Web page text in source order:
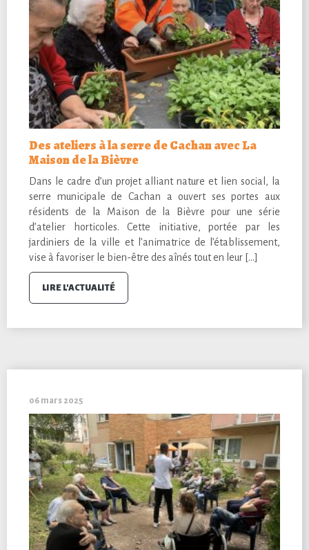
Des ateliers à la serre de Cachan avec La
Maison de la Bièvre
Dans le cadre d’un projet alliant nature et lien social, la
serre municipale de Cachan a ouvert ses portes aux
résidents de la Maison de la Bièvre pour une série
d’atelier horticoles. Cette initiative, portée par les
jardiniers de la ville et l’animatrice de l’établissement,
vise à favoriser le bien-être des aînés tout en leur […]
LIRE L'ACTUALITÉ
06 mars 2025